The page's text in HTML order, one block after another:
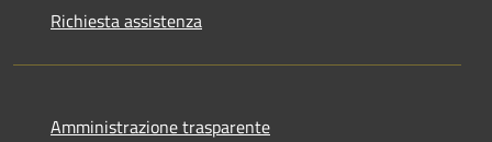
Richiesta assistenza
Amministrazione trasparente